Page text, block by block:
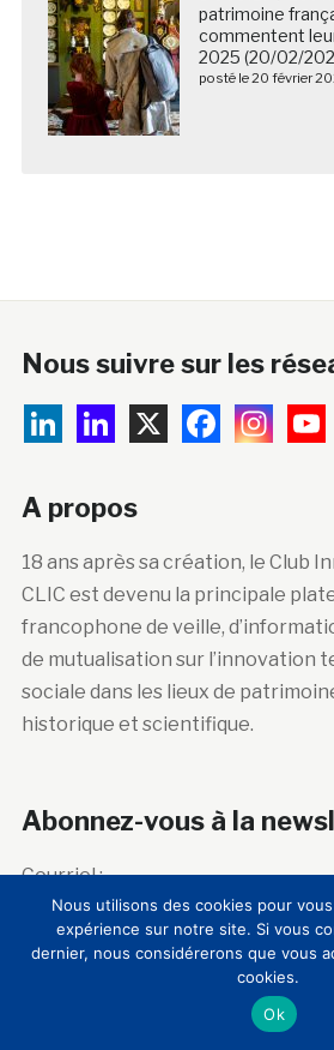
patrimoine
commentent
2025 (20/02/
posté le 20 février
Nous suivre sur les
A propos
18 ans après sa création, le Club
CLIC est devenu la principale
francophone de veille,
de mutualisation sur l’innovation
sociale dans les lieux de
historique et scientifique.
Abonnez-vous à la
Courriel :
Nous utilisons des cookies pour
expérience sur notre site. Si vous
dernier, nous considérerons que vous
cookies.
Ok